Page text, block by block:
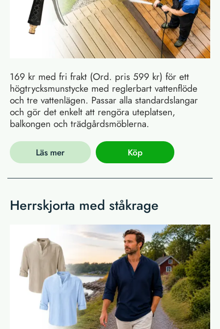
169 kr med fri frakt (Ord. pris 599 kr) för ett
högtrycksmunstycke med reglerbart vattenflöde
och tre vattenlägen. Passar alla standardslangar
och gör det enkelt att rengöra uteplatsen,
balkongen och trädgårdsmöblerna.
Läs mer Köp
Herrskjorta med ståkrage